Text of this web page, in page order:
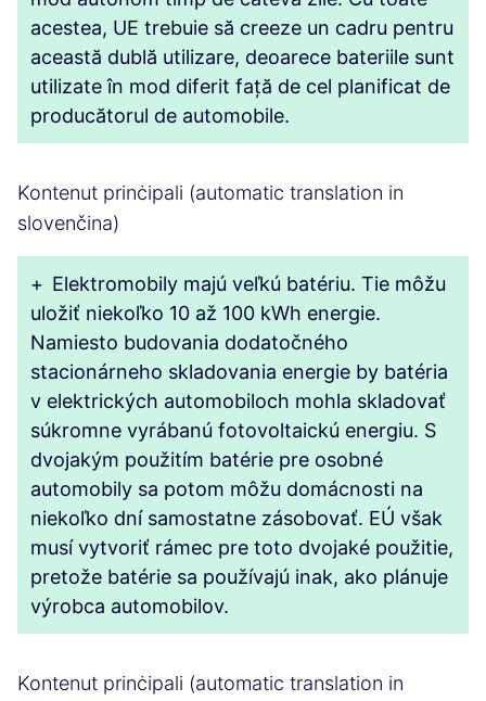
acestea, UE trebuie să creeze un cadru pentru
această dublă utilizare, deoarece bateriile sunt
utilizate în mod diferit față de cel planificat de
producătorul de automobile.
Kontenut prinċipali (automatic translation in
slovenčina)
+ Elektromobily majú veľkú batériu. Tie môžu
uložiť niekoľko 10 až 100 kWh energie.
Namiesto budovania dodatočného
stacionárneho skladovania energie by batéria
v elektrických automobiloch mohla skladovať
súkromne vyrábanú fotovoltaickú energiu. S
dvojakým použitím batérie pre osobné
automobily sa potom môžu domácnosti na
niekoľko dní samostatne zásobovať. EÚ však
musí vytvoriť rámec pre toto dvojaké použitie,
pretože batérie sa používajú inak, ako plánuje
výrobca automobilov.
Kontenut prinċipali (automatic translation in